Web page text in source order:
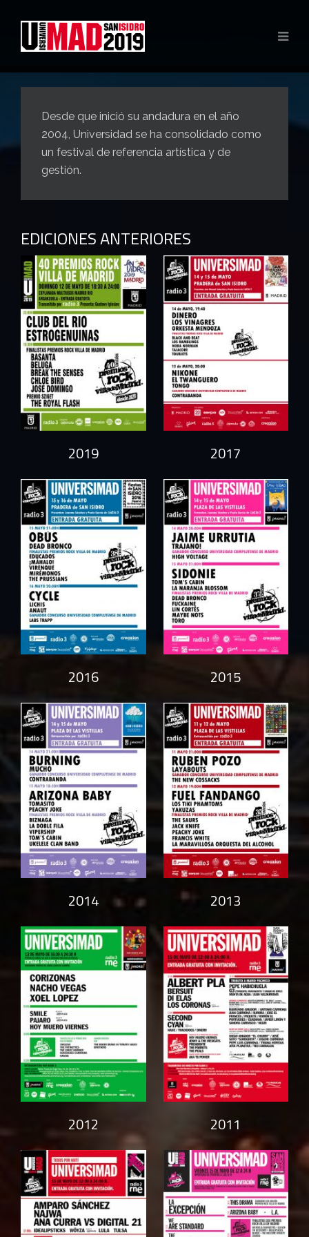
Desde que inició su andadura en el año
2004, Universidad se ha consolidado como
un festival de referencia artística y de
gestión.
EDICIONES ANTERIORES
2019 2017
2016 2015
2014 2013
2012 2011